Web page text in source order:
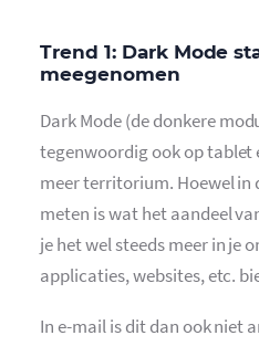
Trend 1: Dark Mode
meegenomen
Dark Mode (de donkere
tegenwoordig ook op tablet
meer territorium. Hoewel in
meten is wat het aandeel
je het wel steeds meer in je
applicaties, websites, etc.
In e-mail is dit dan ook niet